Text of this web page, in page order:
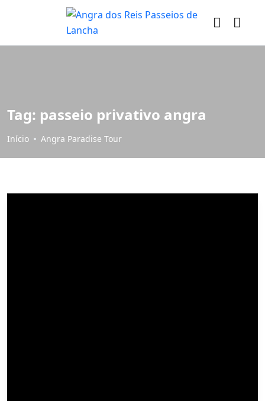
Tag: passeio privativo angra
Início Angra Paradise Tour